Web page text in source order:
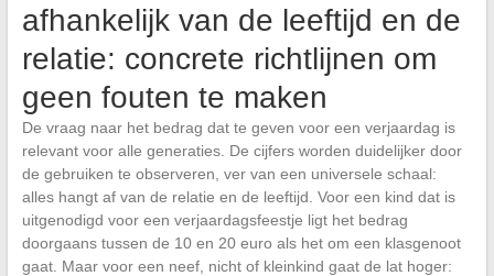
afhankelijk van de leeftijd en de
relatie: concrete richtlijnen om
geen fouten te maken
De vraag naar het bedrag dat te geven voor een verjaardag is
relevant voor alle generaties. De cijfers worden duidelijker door
de gebruiken te observeren, ver van een universele schaal:
alles hangt af van de relatie en de leeftijd. Voor een kind dat is
uitgenodigd voor een verjaardagsfeestje ligt het bedrag
doorgaans tussen de 10 en 20 euro als het om een klasgenoot
gaat. Maar voor een neef, nicht of kleinkind gaat de lat hoger: